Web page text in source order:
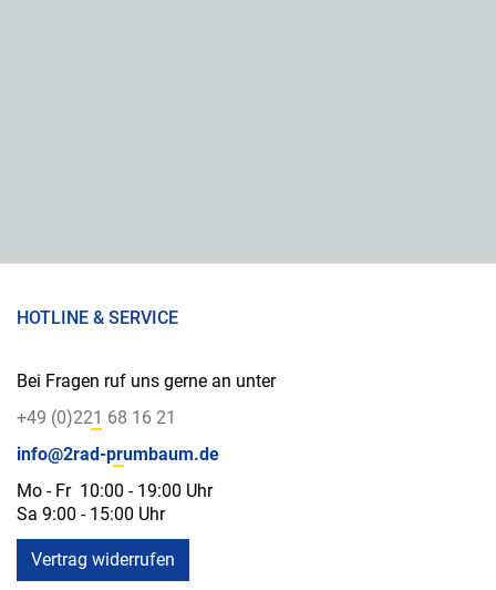
HOTLINE & SERVICE
Bei Fragen ruf uns gerne an unter
+49 (0)221 68 16 21
info@2rad-prumbaum.de
Mo - Fr 10:00 - 19:00 Uhr
Sa 9:00 - 15:00 Uhr
Vertrag widerrufen